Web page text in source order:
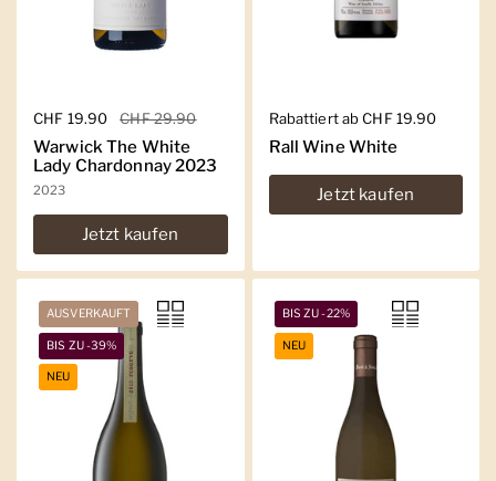
Regulärer Preis
CHF 19.90 Sale-Preis
CHF 29.90
Warwick The White
Lady Chardonnay 2023
2023
Jetzt kaufen
Regulärer Preis
Rabattiert ab CHF 19.90
Rall Wine White
Jetzt kaufen
AUSVERKAUFT
BIS ZU -39%
NEU
BIS ZU -22%
NEU